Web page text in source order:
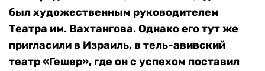
был художественным руководителем
Театра им. Вахтангова. Однако его тут же
пригласили в Израиль, в тель-авивский
театр «Гешер», где он с успехом поставил